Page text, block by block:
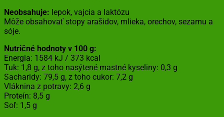
Neobsahuje: lepok, vajcia a laktózu
Môže obsahovať stopy arašidov, mlieka, orechov, sezamu a
sóje.
Nutričné hodnoty v 100 g:
Energia: 1584 kJ / 373 kcal
Tuk: 1,8 g, z toho nasýtené mastné kyseliny: 0,3 g
Sacharidy: 79,5 g, z toho cukor: 7,2 g
Vláknina z potravy: 2,6 g
Proteín: 8,5 g
Soľ: 1,5 g